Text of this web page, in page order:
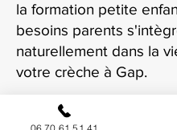
la formation petite
besoins parents
naturellement dans la
votre crèche à Gap.
06 70 61 51 41